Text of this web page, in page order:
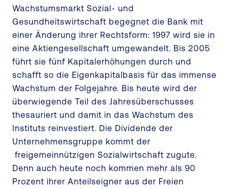
Wachstumsmarkt Sozial- und
Gesundheitswirtschaft begegnet die Bank mit
einer Änderung ihrer Rechtsform: 1997 wird sie in
eine Aktiengesellschaft umgewandelt. Bis 2005
führt sie fünf Kapitalerhöhungen durch und
schafft so die Eigenkapitalbasis für das immense
Wachstum der Folgejahre. Bis heute wird der
überwiegende Teil des Jahresüberschusses
thesauriert und damit in das Wachstum des
Instituts reinvestiert. Die Dividende der
Unternehmensgruppe kommt der
freigemeinnützigen Sozialwirtschaft zugute.
Denn auch heute noch kommen mehr als 90
Prozent ihrer Anteilseigner aus der Freien